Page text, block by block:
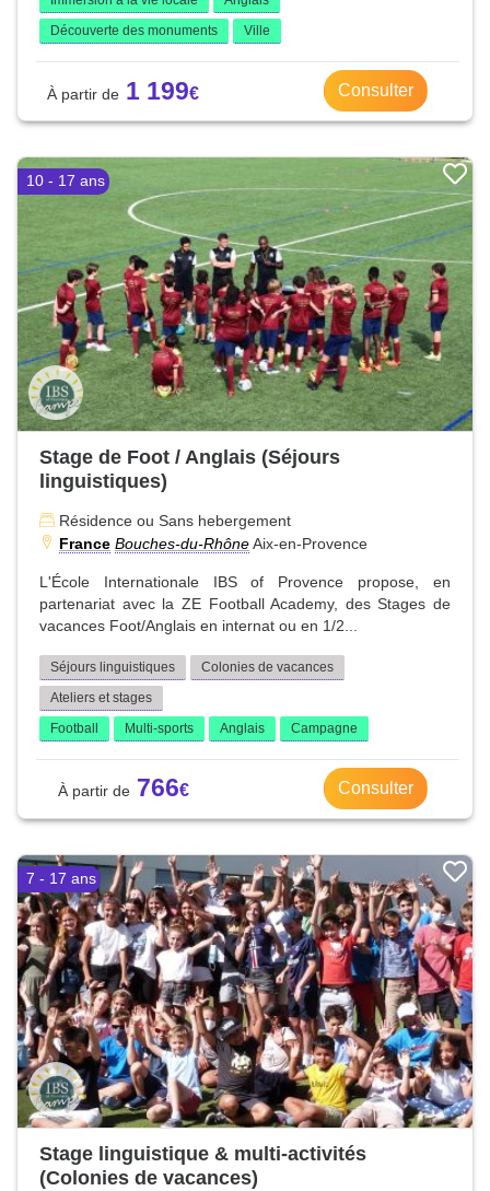
Découverte des monuments
Ville
1 199 Consulter
10 - 17 ans
Stage de Foot / Anglais (Séjours
linguistiques)
Résidence ou Sans hebergement
France Bouches-du-RhôneAix-en-Provence
L'École Internationale IBS of Provence propose, en
partenariat avec la ZE Football Academy, des Stages de
vacances Foot/Anglais en internat ou en 1/2...
Séjours linguistiques
Colonies de vacances
Ateliers et stages
Football
Multi-sports Anglais Campagne
766 Consulter
7 - 17 ans
Stage linguistique & multi-activités
(Colonies de vacances)